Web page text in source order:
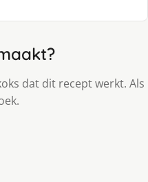
dat dit recept werkt. Als